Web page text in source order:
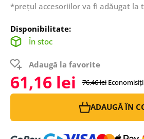
*prețul accesoriilor va fi adăugat la
Disponibilitate:
În stoc
Adaugă la favorite
61,16 lei 76,46 lei Economisiți
ADAUGĂ ÎN